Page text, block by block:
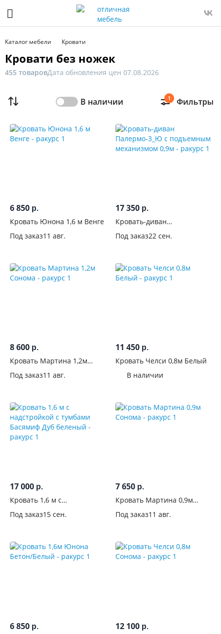
Каталог мебели Кровати
Кровати без ножек
455 товаровДата обновления цен 07.08.2026
В наличии Фильтры
1
6 850 р.
Кровать Юнона 1,6 м Венге
Под заказ11 авг.
17 350 р.
Кровать-диван
механизмом 0,9м
Под заказ22 сен.
8 600 р.
Кровать Мартина 1,2м
Под заказ11 авг.
11 450 р.
Кровать Челси 0,8м Белый
В наличии
17 000 р.
Кровать 1,6 м с
Басямиф Дуб беленый
Под заказ15 сен.
7 650 р.
Кровать Мартина 0,9м
Под заказ11 авг.
6 850 р. 12 100 р.
Фильтр
Только
наличии
От
Длина,
см
спальных
мест
Комната
Вид
Тип
Спинки
Изголовье
изголовья
С
фрезеровкой
изножьем